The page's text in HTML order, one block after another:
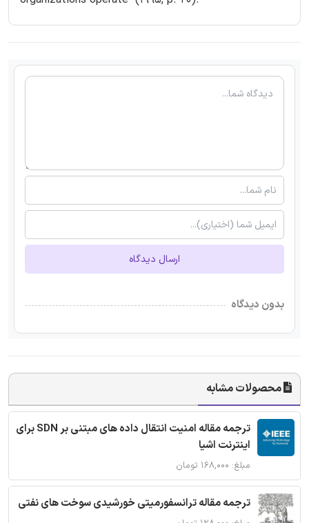
ارسال دیدگاه
بدون دیدگاه
محصولات مشابه
ترجمه مقاله امنیت انتقال داده های مبتنی بر SDN برای
اینترنت اشیا
مبلغ: ۱۶۸,۰۰۰ تومان
ترجمه مقاله ترانسفورمیتی خورشیدی سوخت های نفتی